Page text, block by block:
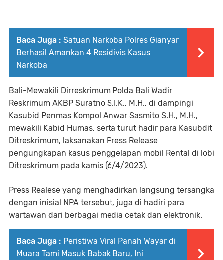
Baca Juga : Satuan Narkoba Polres Gianyar
Berhasil Amankan 4 Residivis Kasus
Narkoba
Bali-Mewakili Dirreskrimum Polda Bali Wadir
Reskrimum AKBP Suratno S.I.K., M.H., di dampingi
Kasubid Penmas Kompol Anwar Sasmito S.H., M.H.,
mewakili Kabid Humas, serta turut hadir para Kasubdit
Ditreskrimum, laksanakan Press Release
pengungkapan kasus penggelapan mobil Rental di lobi
Ditreskrimum pada kamis (6/4/2023).
Press Realese yang menghadirkan langsung tersangka
dengan inisial NPA tersebut, juga di hadiri para
wartawan dari berbagai media cetak dan elektronik.
Baca Juga : Peristiwa Viral Panah Wayar di
Muara Tami Masuk Babak Baru, Ini